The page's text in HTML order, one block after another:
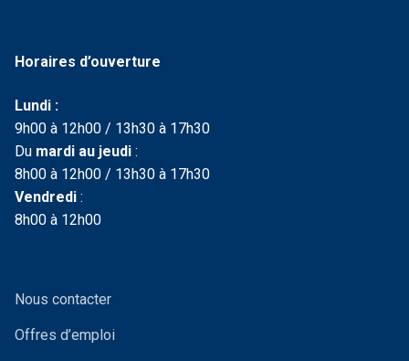
Horaires d’ouverture
Lundi :
9h00 à 12h00 / 13h30 à 17h30
Du mardi au jeudi :
8h00 à 12h00 / 13h30 à 17h30
Vendredi :
8h00 à 12h00
Nous contacter
Offres d’emploi